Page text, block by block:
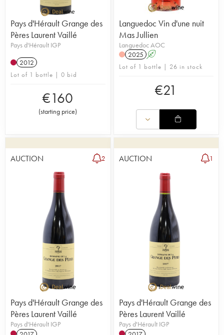
Pays d'Hérault Grange des
Pères Laurent Vaillé
Pays d'Hérault IGP
2012
Lot of 1 bottle | 0 bid
€160
(starting price)
Languedoc Vin d'une nuit
Mas Jullien
Languedoc AOC
2025 A
Lot of 1 bottle | 26 in stock
€21
AUCTION 2
Pays d'Hérault Grange des
Pères Laurent Vaillé
Pays d'Hérault IGP
AUCTION 1
Pays d'Hérault Grange des
Pères Laurent Vaillé
Pays d'Hérault IGP